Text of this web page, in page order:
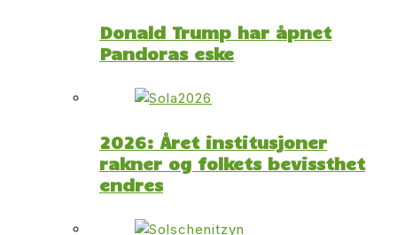
Donald Trump har åpnet
Pandoras eske
2026: Året institusjoner
rakner og folkets bevissthet
endres